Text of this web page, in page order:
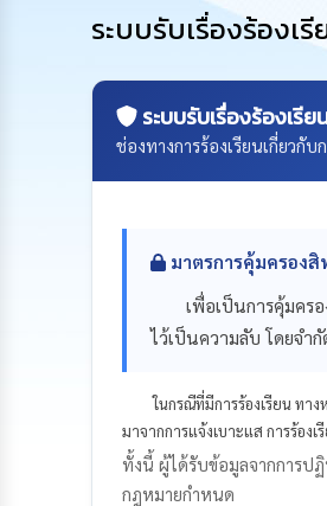
ระบบรับเรื่องร้องเ
ระบบรับเรื่องร้องเรี
ช่องทางการร้องเรียนเกี่ยวกั
มาตรการคุ้มครอง
เพื่อเป็นการคุ้มคร
ไว้เป็นความลับ โดยจำ
ในกรณีที่มีการร้องเรียน ทา
มาจากการแจ้งเบาะแส การร้อง
ทั้งนี้ ผู้ได้รับข้อมูลจากการป
กฎหมายกำหนด